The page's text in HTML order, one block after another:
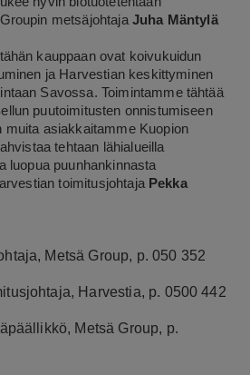
metsäjohtaja Juha Mäntylä
kauppaan ovat koivukuidun
ja Harvestian keskittyminen
Savossa. Toimintamme tähtää
puutoimitusten onnistumiseen
muita asiakkaitamme Kuopion
tehtaan lähialueilla
luopua puunhankinnasta
toimitusjohtaja Pekka
Metsä Group, p. 050 352
Harvestia, p. 0500 442
Metsä Group, p.